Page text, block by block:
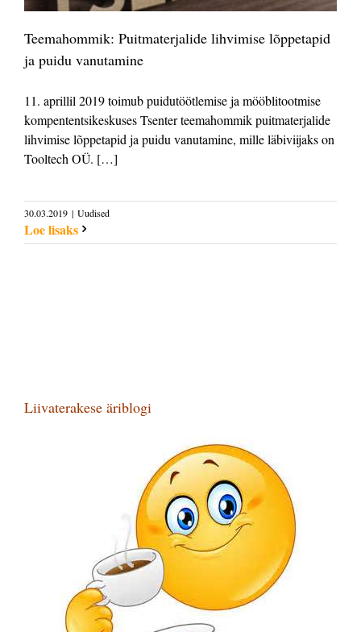
Teemahommik: Puitmaterjalide lihvimise lõppetapid
ja puidu vanutamine
11. aprillil 2019 toimub puidutöötlemise ja mööblitootmise
kompententsikeskuses Tsenter teemahommik puitmaterjalide
lihvimise lõppetapid ja puidu vanutamine, mille läbiviijaks on
Tooltech OÜ. […]
30.03.2019 | Uudised
Loe lisaks
Liivaterakese äriblogi